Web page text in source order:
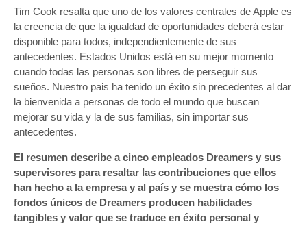
Tim Cook resalta que uno de los valores centrales de Apple es
la creencia de que la igualdad de oportunidades deberá estar
disponible para todos, independientemente de sus
antecedentes. Estados Unidos está en su mejor momento
cuando todas las personas son libres de perseguir sus
sueños. Nuestro pai­s ha tenido un éxito sin precedentes al dar
la bienvenida a personas de todo el mundo que buscan
mejorar su vida y la de sus familias, sin importar sus
antecedentes.
El resumen describe a cinco empleados Dreamers y sus
supervisores para resaltar las contribuciones que ellos
han hecho a la empresa y al paí­s y se muestra cómo los
fondos únicos de Dreamers producen habilidades
tangibles y valor que se traduce en éxito personal y